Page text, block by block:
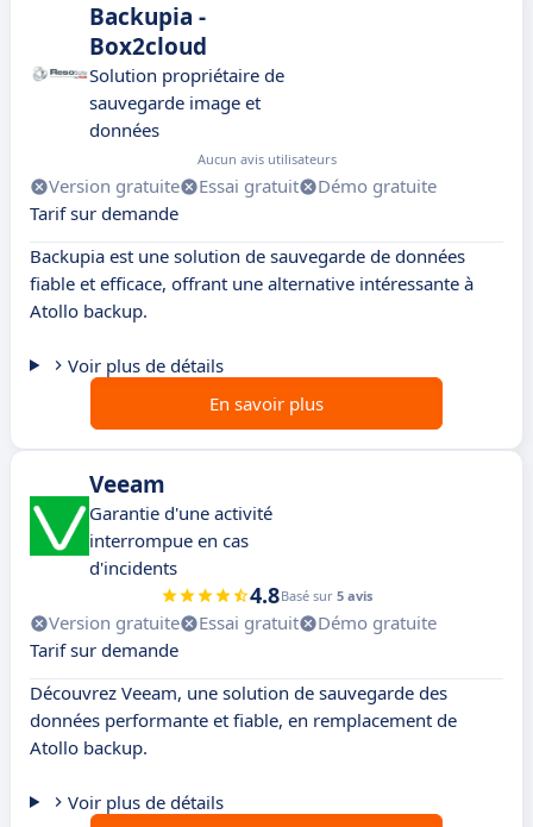
Backupia -
Box2cloud
Solution propriétaire de
sauvegarde image et
données
Aucun avis utilisateurs
Version gratuite Essai gratuit
Démo gratuite
Tarif sur demande
Backupia est une solution de sauvegarde de données
fiable et efficace, offrant une alternative intéressante à
Atollo backup.
Voir plus de détails
En savoir plus
Veeam
Garantie d'une activité
interrompue en cas
d'incidents
4.8Basé sur 5 avis
Version gratuite Essai gratuit
Démo gratuite
Tarif sur demande
Découvrez Veeam, une solution de sauvegarde des
données performante et fiable, en remplacement de
Atollo backup.
Voir plus de détails